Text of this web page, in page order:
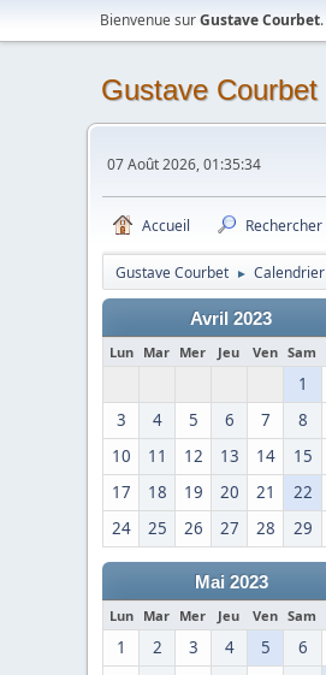
Bienvenue surGustave Courbet.
Gustave Courbet
07 Août 2026, 01:35:34
Accueil Rechercher
Gustave Courbet ► Calendrier
Avril 2023
Lun Mar Mer Jeu Ven Sam
1
3
4 5 6 7 8
10
11 12 13 14 15
17
18 19 20 21 22
24
25 26 27 28 29
Mai 2023
Lun Mar Mer Jeu Ven Sam
1 2 3 4 5 6